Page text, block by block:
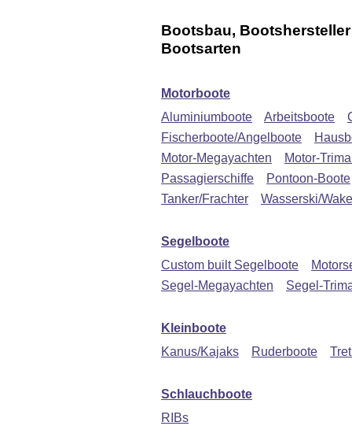
Bootsbau,
Bootsarten
Motorboote
Aluminiumboote
Arbeitsboote
Fischerboote/Angelboote
Motor-Megayachten
Motor-
Passagierschiffe
Pontoon-Boote
Tanker/Frachter
Wasserski/
Segelboote
Custom built Segelboote
Segel-Megayachten
Segel-
Kleinboote
Kanus/Kajaks
Ruderboote
Schlauchboote
RIBs